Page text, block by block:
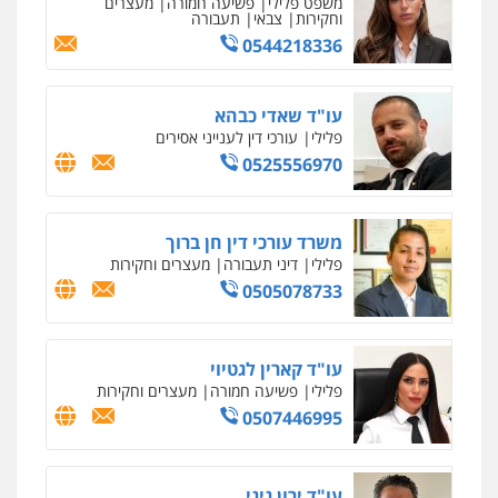
פלילי אסירים תעבורה מרב"ד
0547556464
עו"ד אילן אלימלך
פלילי פשיעה חמורה תעבורה
0522992110
עו"ד שאדי נאטור
פלילי פשיעה חמורה מעצרים וחקירות
0509230800
משרד עורכי דין פארס פלאח
פלילי צבאי צווארון לבן והונאה ביטוח לאומי
0549911449
עו"ד עידית שינו-אמיתי
פלילי פשיעה חמורה צווארון לבן פשיעה
כלכלית עורכי דין לענייני אסירים נוער
0542442982
פלילי פשיעה חמורה חקירות ומעצרים
נוער עורכי דין לענייני אסירים תעבורה